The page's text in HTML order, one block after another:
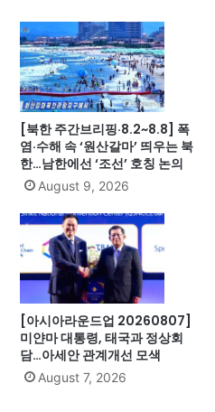
[북한 주간브리핑·8.2~8.8] 폭
염·수해 속 ‘원산갈마’ 띄우는 북
한…남한에선 ‘조선’ 호칭 논의
August 9, 2026
[아시아라운드업 20260807]
미얀마 대통령, 태국과 정상회
담…아세안 관계개선 모색
August 7, 2026